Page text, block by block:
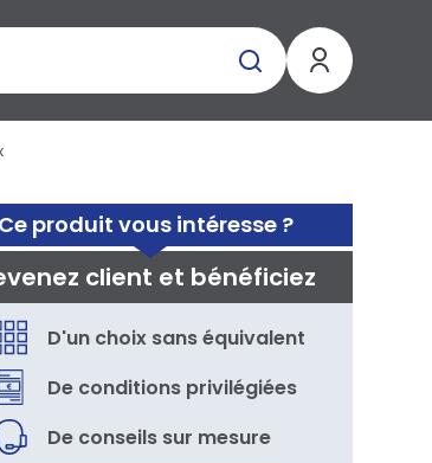
Ce produit vous intéresse ?
client et bénéficiez
D'un choix sans équivalent
De conditions privilégiées
De conseils sur mesure